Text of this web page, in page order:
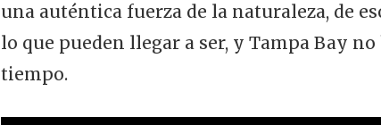
una auténtica fuerza de la naturaleza, de
lo que pueden llegar a ser, y Tampa Bay
tiempo.